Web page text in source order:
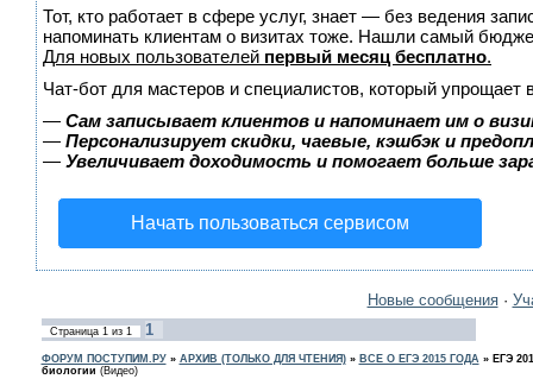
Тот, кто работает в сфере услуг, знает — без ведения
напоминать клиентам о визитах тоже. Нашли самый
Для новых пользователей первый месяц бесплатно.
Чат-бот для мастеров и специалистов, который упрощает
— Сам записывает клиентов и напоминает им о
— Персонализирует скидки, чаевые, кэшбэк и
— Увеличивает доходимость и помогает больше
Начать пользоваться сервисом
Новые сообщения·
Страница 1из 1 1
ФОРУМ ПОСТУПИМ.РУ» АРХИВ (ТОЛЬКО ДЛЯ ЧТЕНИЯ)» ВСЕ О ЕГЭ 2015 ГОДА » ЕГЭ
биологии (Видео)